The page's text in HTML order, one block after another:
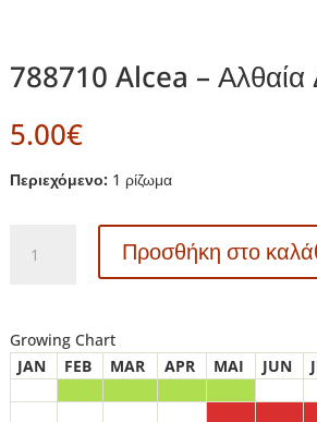
788710 Alcea –
5.00€
Περιεχόμενο: 1 ρίζωμα
Alcea
Δεντρομολόχα
Nigra
Προσθήκη στο
Growing Chart
JAN
FEB MAR APR MAI JUN